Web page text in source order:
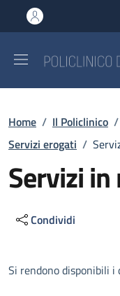
al contenuto
to footer content
Briciole di
Home / Il Policlinico /
Servizi erogati /
Servizi
Condividi
Descrizione
Si rendono disponibili